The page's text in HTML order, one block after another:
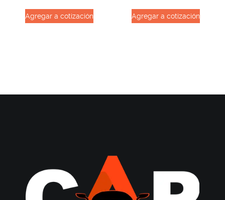
Agregar a cotización Agregar a cotización